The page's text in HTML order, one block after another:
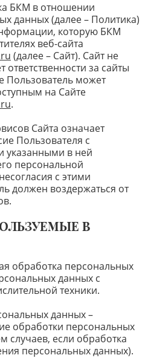
БКМ в отношении
данных (далее – Политика)
которую БКМ
веб-сайта
(далее – Сайт). Сайт не
ответственности за сайты
Пользователь может
на Сайте
.
Сайта означает
Пользователя с
указанными в ней
персональной
с этими
должен воздержаться от
В
обработка персональных
данных с
техники.
данных –
обработки персональных
случаев, если обработка
персональных данных).